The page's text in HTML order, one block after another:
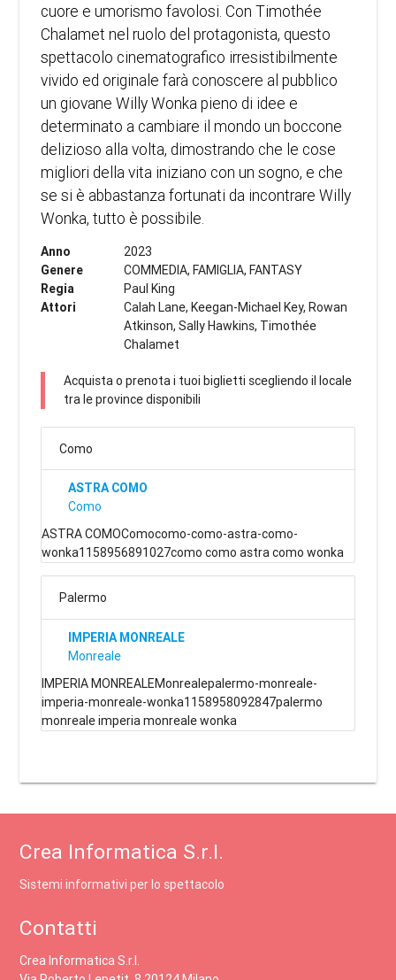
cuore e umorismo favolosi. Con Timothée
Chalamet nel ruolo del protagonista, questo
spettacolo cinematografico irresistibilmente
vivido ed originale farà conoscere al pubblico
un giovane Willy Wonka pieno di idee e
determinato a cambiare il mondo un boccone
delizioso alla volta, dimostrando che le cose
migliori della vita iniziano con un sogno, e che
se si è abbastanza fortunati da incontrare Willy
Wonka, tutto è possibile.
Anno
2023
Genere
COMMEDIA, FAMIGLIA, FANTASY
Regia
Paul King
Attori
Calah Lane, Keegan-Michael Key, Rowan
Atkinson, Sally Hawkins, Timothée
Chalamet
Acquista o prenota i tuoi biglietti scegliendo il locale
tra le province disponibili
Como
ASTRA COMO
Como
ASTRA COMOComocomo-como-astra-como-
wonka1158956891027como como astra como wonka
Palermo
IMPERIA MONREALE
Monreale
IMPERIA MONREALEMonrealepalermo-monreale-
imperia-monreale-wonka1158958092847palermo
monreale imperia monreale wonka
Crea Informatica S.r.l.
Sistemi informativi per lo spettacolo
Contatti
Crea Informatica S.r.l.